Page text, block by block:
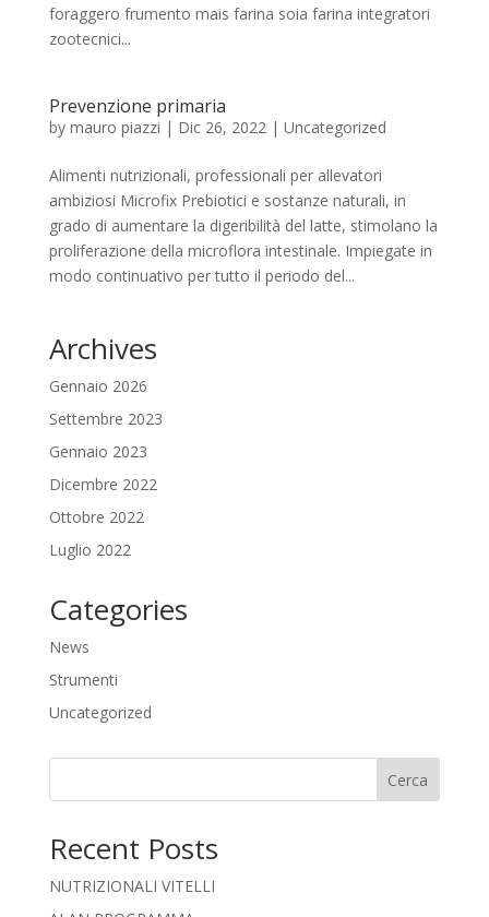
foraggero frumento mais farina soia farina integratori
zootecnici...
Prevenzione primaria
by mauro piazzi | Dic 26, 2022| Uncategorized
Alimenti nutrizionali, professionali per allevatori
ambiziosi Microfix Prebiotici e sostanze naturali, in
grado di aumentare la digeribilità del latte, stimolano la
proliferazione della microflora intestinale. Impiegate in
modo continuativo per tutto il periodo del...
Archives
Gennaio 2026
Settembre 2023
Gennaio 2023
Dicembre 2022
Ottobre 2022
Luglio 2022
Categories
News
Strumenti
Uncategorized
Cerca
Recent Posts
NUTRIZIONALI VITELLI